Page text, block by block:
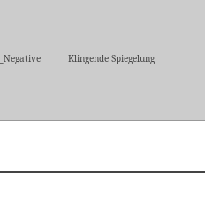
Klingende Spiegelung